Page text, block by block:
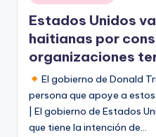
en
Estados Unidos
haitianas por
organizaciones
El gobierno de Donald
persona que apoye a estos
| El gobierno de Estados
que tiene la intención de…